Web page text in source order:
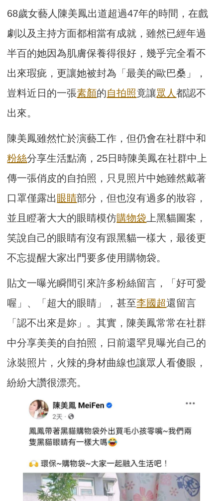
68歲女藝人陳美鳳出道超過47年的時間，在戲
劇以及主持方面都相當有成就，雖然已經年過
半百的她因為肌膚保養得很好，幾乎完全看不
出來瑕疵，更讓她被封為「最美的歐巴桑」，
豈料近日的一張素顏的自拍照竟讓眾人都認不
出來。
陳美鳳雖然忙於演藝工作，但仍會在社群中和
粉絲分享生活點滴，25日時陳美鳳在社群中上
傳一張俏皮的自拍照，只見照片中她雖然戴著
口罩僅露出 眼睛部分，但也沒有過多的妝容，
並且瞪著大大的眼睛模仿購物袋上黑貓圖案，
笑說自己的眼睛有沒有跟黑貓一樣大，最後更
不忘提醒大家出門要多使用購物袋。
貼文一曝光瞬間引來許多粉絲留言，「好可愛
喔」、「超大的眼睛」，甚至李國超還留言
「認不出來是妳」。其實，陳美鳳常常在社群
中分享美美的自拍照，日前還罕見曝光自己的
泳裝照片，火辣的身材曲線也讓眾人看傻眼，
紛紛大讚很漂亮。